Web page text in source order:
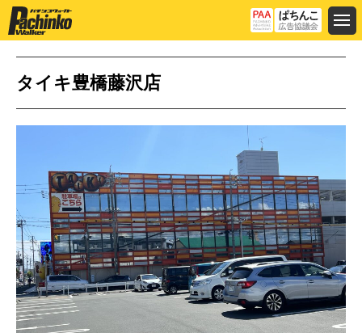
タイキ豊橋藤沢店